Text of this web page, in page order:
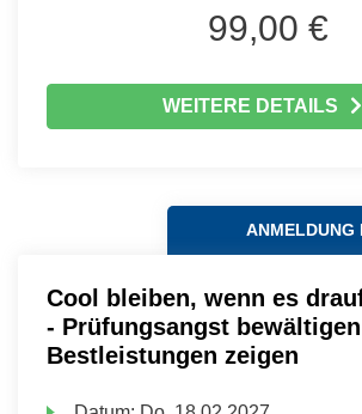
99,00 €
WEITERE DETAILS
ANMELDUNG
Cool bleiben, wenn es
- Prüfungsangst
Bestleistungen zeigen